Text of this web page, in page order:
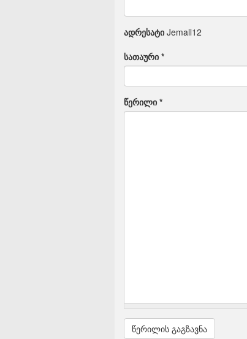
ადრესატი Jemall12
სათაური *
წერილი *
წერილის გაგზავნა